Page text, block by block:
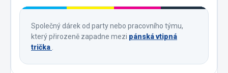
Společný dárek od party nebo pracovního týmu,
který přirozeně zapadne mezi pánská vtipná
trička